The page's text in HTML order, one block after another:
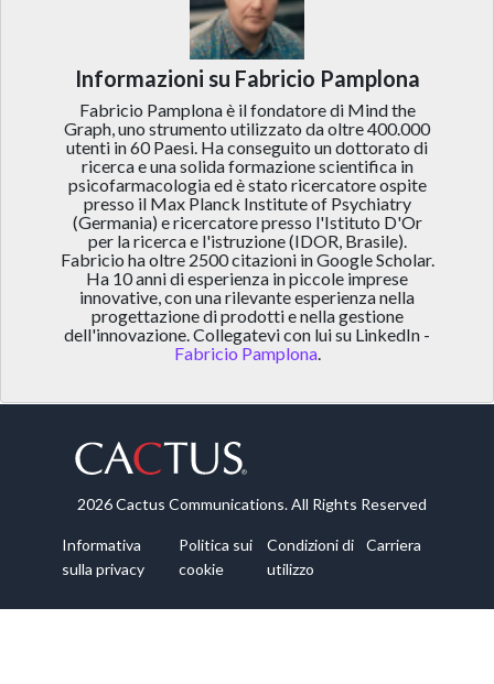
Informazioni su Fabricio Pamplona
Fabricio Pamplona è il fondatore di Mind the
Graph, uno strumento utilizzato da oltre 400.000
utenti in 60 Paesi. Ha conseguito un dottorato di
ricerca e una solida formazione scientifica in
psicofarmacologia ed è stato ricercatore ospite
presso il Max Planck Institute of Psychiatry
(Germania) e ricercatore presso l'Istituto D'Or
per la ricerca e l'istruzione (IDOR, Brasile).
Fabricio ha oltre 2500 citazioni in Google Scholar.
Ha 10 anni di esperienza in piccole imprese
innovative, con una rilevante esperienza nella
progettazione di prodotti e nella gestione
dell'innovazione. Collegatevi con lui su LinkedIn -
Fabricio Pamplona.
2026 Cactus Communications. All Rights Reserved
Informativa
sulla privacy
Politica sui
cookie
Condizioni di
utilizzo
Carriera